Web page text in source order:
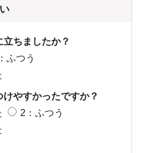
ちましたか？
ふつう
やすかったですか？
2：ふつう